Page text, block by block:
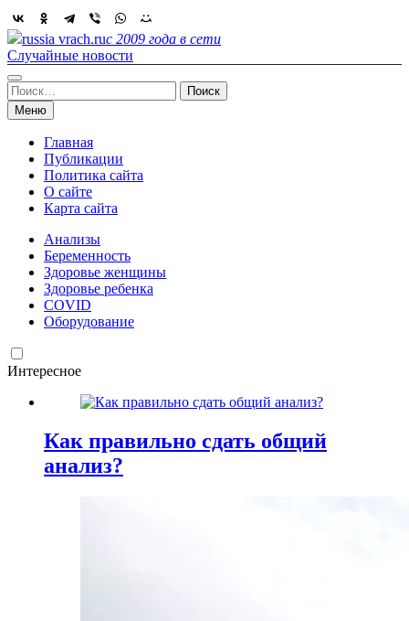
Skip
to
content
russia vrach.ruс 2009 года в сети
Случайные новости
Найти:
Меню
Главная
Публикации
Политика сайта
О сайте
Карта сайта
Анализы
Беременность
Здоровье женщины
Здоровье ребенка
COVID
Оборудование
Интересное
Как правильно сдать общий
анализ?